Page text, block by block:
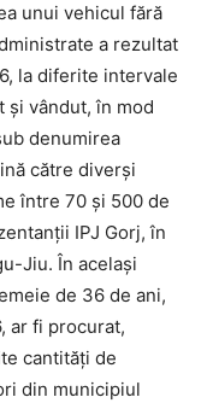
unui vehicul fără
a rezultat
la diferite intervale
și vândut, în mod
denumirea
către diverși
între 70 și 500 de
IPJ Gorj, în
Jiu. În același
de 36 de ani,
ar fi procurat,
cantități de
din municipiul